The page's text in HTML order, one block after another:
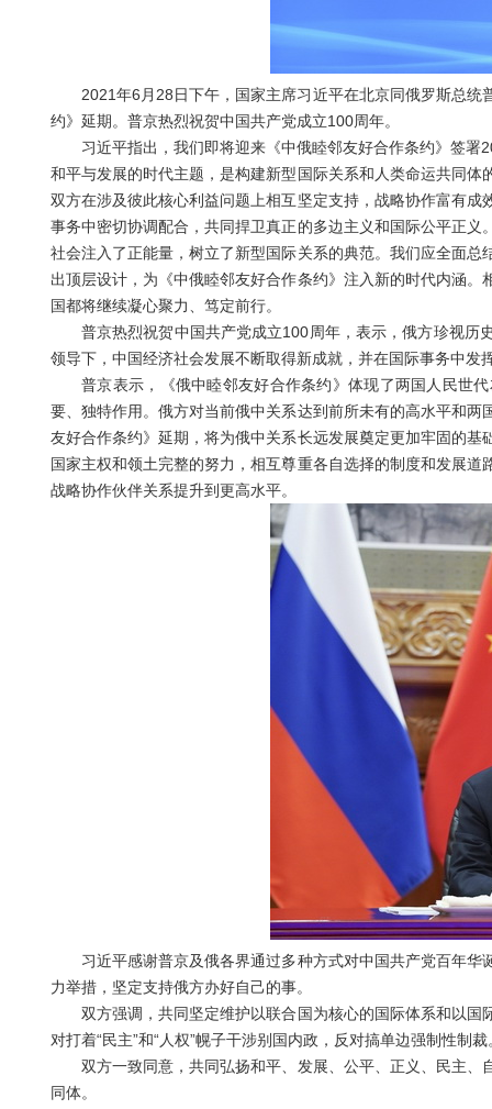
2021年6月28日下午，国家主席习近平在北京同俄罗斯总统
约》延期。普京热烈祝贺中国共产党成立100周年。
习近平指出，我们即将迎来《中俄睦邻友好合作条约》签署
和平与发展的时代主题，是构建新型国际关系和人类命运共同
双方在涉及彼此核心利益问题上相互坚定支持，战略协作富有
事务中密切协调配合，共同捍卫真正的多边主义和国际公平正
社会注入了正能量，树立了新型国际关系的典范。我们应全面
出顶层设计，为《中俄睦邻友好合作条约》注入新的时代内涵
国都将继续凝心聚力、笃定前行。
普京热烈祝贺中国共产党成立100周年，表示，俄方珍视历
领导下，中国经济社会发展不断取得新成就，并在国际事务中发
普京表示，《俄中睦邻友好合作条约》体现了两国人民世代
要、独特作用。俄方对当前俄中关系达到前所未有的高水平和
友好合作条约》延期，将为俄中关系长远发展奠定更加牢固的
国家主权和领土完整的努力，相互尊重各自选择的制度和发展
战略协作伙伴关系提升到更高水平。
习近平感谢普京及俄各界通过多种方式对中国共产党百年华
力举措，坚定支持俄方办好自己的事。
双方强调，共同坚定维护以联合国为核心的国际体系和以国
对打着“民主”和“人权”幌子干涉别国内政，反对搞单边强制性制裁
双方一致同意，共同弘扬和平、发展、公平、正义、民主、
同体。